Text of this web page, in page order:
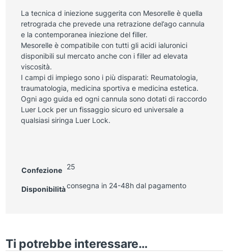
La tecnica d iniezione suggerita con Mesorelle è quella
retrograda che prevede una retrazione del’ago cannula
e la contemporanea iniezione del filler.
Mesorelle è compatibile con tutti gli acidi ialuronici
disponibili sul mercato anche con i filler ad elevata
viscosità.
I campi di impiego sono i più disparati: Reumatologia,
traumatologia, medicina sportiva e medicina estetica.
Ogni ago guida ed ogni cannula sono dotati di raccordo
Luer Lock per un fissaggio sicuro ed universale a
qualsiasi siringa Luer Lock.
Confezione 25
Disponibilitàconsegna in 24-48h dal pagamento
Ti potrebbe interessare…